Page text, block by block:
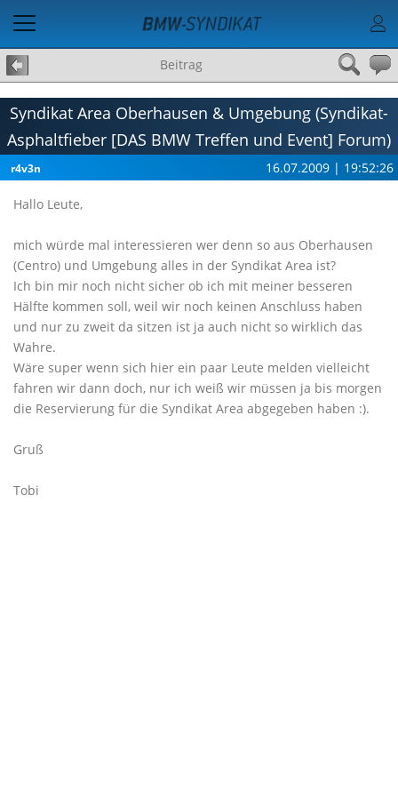
Beitrag
Syndikat Area Oberhausen & Umgebung (Syndikat-
Asphaltfieber [DAS BMW Treffen und Event] Forum)
r4v3n 16.07.2009 | 19:52:26
Hallo Leute,
mich würde mal interessieren wer denn so aus Oberhausen
(Centro) und Umgebung alles in der Syndikat Area ist?
Ich bin mir noch nicht sicher ob ich mit meiner besseren
Hälfte kommen soll, weil wir noch keinen Anschluss haben
und nur zu zweit da sitzen ist ja auch nicht so wirklich das
Wahre.
Wäre super wenn sich hier ein paar Leute melden vielleicht
fahren wir dann doch, nur ich weiß wir müssen ja bis morgen
die Reservierung für die Syndikat Area abgegeben haben :).
Gruß
Tobi